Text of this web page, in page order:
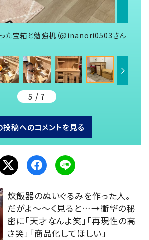
った宝箱と勉強机（@inanori0503さん
5 / 7
投稿へのコメントを見る
炊飯器のぬいぐるみを作った人。
だがよ～～く見ると…→衝撃の秘
密に「天才なんよ笑」「再現性の高
さ笑」「商品化してほしい」